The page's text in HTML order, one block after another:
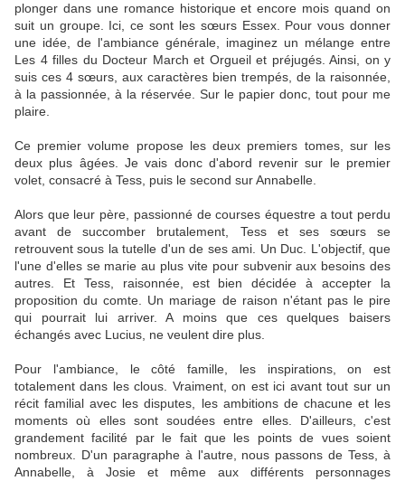
plonger dans une romance historique et encore mois quand on
suit un groupe. Ici, ce sont les sœurs Essex. Pour vous donner
une idée, de l'ambiance générale, imaginez un mélange entre
Les 4 filles du Docteur March et Orgueil et préjugés. Ainsi, on y
suis ces 4 sœurs, aux caractères bien trempés, de la raisonnée,
à la passionnée, à la réservée. Sur le papier donc, tout pour me
plaire.
Ce premier volume propose les deux premiers tomes, sur les
deux plus âgées. Je vais donc d'abord revenir sur le premier
volet, consacré à Tess, puis le second sur Annabelle.
Alors que leur père, passionné de courses équestre a tout perdu
avant de succomber brutalement, Tess et ses sœurs se
retrouvent sous la tutelle d'un de ses ami. Un Duc. L'objectif, que
l'une d'elles se marie au plus vite pour subvenir aux besoins des
autres. Et Tess, raisonnée, est bien décidée à accepter la
proposition du comte. Un mariage de raison n'étant pas le pire
qui pourrait lui arriver. A moins que ces quelques baisers
échangés avec Lucius, ne veulent dire plus.
Pour l'ambiance, le côté famille, les inspirations, on est
totalement dans les clous. Vraiment, on est ici avant tout sur un
récit familial avec les disputes, les ambitions de chacune et les
moments où elles sont soudées entre elles. D'ailleurs, c'est
grandement facilité par le fait que les points de vues soient
nombreux. D'un paragraphe à l'autre, nous passons de Tess, à
Annabelle, à Josie et même aux différents personnages